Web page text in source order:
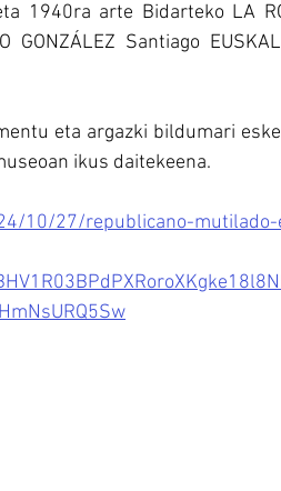
1940ra arte Bidarteko LA
GONZÁLEZ Santiago
eta argazki bildumari esk
ikus daitekeena.
10/27/republicano-mutilado-